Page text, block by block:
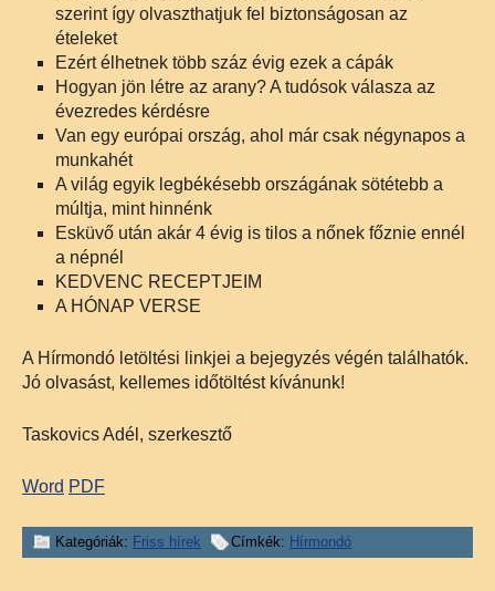
szerint így olvaszthatjuk fel biztonságosan az
ételeket
Ezért élhetnek több száz évig ezek a cápák
Hogyan jön létre az arany? A tudósok válasza az
évezredes kérdésre
Van egy európai ország, ahol már csak négynapos a
munkahét
A világ egyik legbékésebb országának sötétebb a
múltja, mint hinnénk
Esküvő után akár 4 évig is tilos a nőnek főznie ennél
a népnél
KEDVENC RECEPTJEIM
A HÓNAP VERSE
A Hírmondó letöltési linkjei a bejegyzés végén találhatók.
Jó olvasást, kellemes időtöltést kívánunk!
Taskovics Adél, szerkesztő
Word PDF
Kategóriák: Friss hírek Címkék: Hírmondó